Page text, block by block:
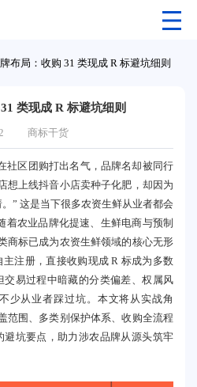
布局：收购 31 类现成 R 标避坑细则
类现成 R 标避坑细则
商标干货
社区团购打出名气，品牌名却被同行
想上线抖音小店卖种子化肥，却因为
” 这是当下很多农资生鲜从业者都会
着农业品牌化提速、生鲜电商与预制
商标已成为农资生鲜领域的核心无形
注册，直接收购现成 R 标成为多数
易过程中暗藏的分类偏差、权属风
少从业者踩过坑。本文将从实战角
范围、多类别保护体系、收购全流程
坑要点，助力涉农品牌从源头筑牢